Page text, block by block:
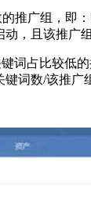
推广组，即
，且该推广
词占比较低
词数/该推广